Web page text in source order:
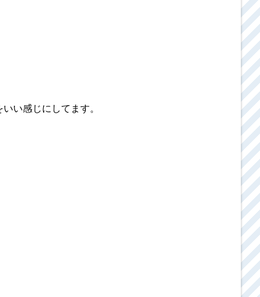
い感じにしてます。